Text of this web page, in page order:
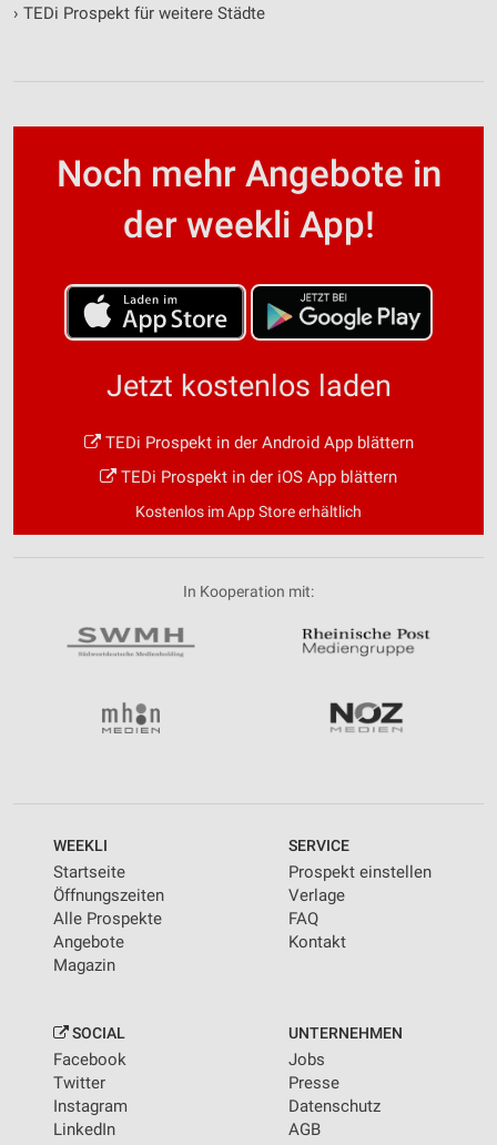
› TEDi Prospekt für weitere Städte
Noch mehr Angebote in
der weekli App!
Jetzt kostenlos laden
TEDi Prospekt in der Android App blättern
TEDi Prospekt in der iOS App blättern
Kostenlos im App Store erhältlich
In Kooperation mit:
WEEKLI
Startseite
Öffnungszeiten
Alle Prospekte
Angebote
Magazin
SERVICE
Prospekt einstellen
Verlage
FAQ
Kontakt
SOCIAL
Facebook
Twitter
Instagram
LinkedIn
UNTERNEHMEN
Jobs
Presse
Datenschutz
AGB